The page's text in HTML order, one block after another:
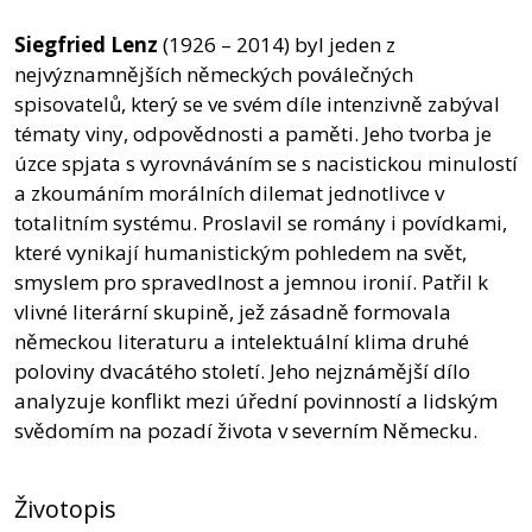
Siegfried Lenz (1926 – 2014) byl jeden z
nejvýznamnějších německých poválečných
spisovatelů, který se ve svém díle intenzivně zabýval
tématy viny, odpovědnosti a paměti. Jeho tvorba je
úzce spjata s vyrovnáváním se s nacistickou minulostí
a zkoumáním morálních dilemat jednotlivce v
totalitním systému. Proslavil se romány i povídkami,
které vynikají humanistickým pohledem na svět,
smyslem pro spravedlnost a jemnou ironií. Patřil k
vlivné literární skupině, jež zásadně formovala
německou literaturu a intelektuální klima druhé
poloviny dvacátého století. Jeho nejznámější dílo
analyzuje konflikt mezi úřední povinností a lidským
svědomím na pozadí života v severním Německu.
Životopis